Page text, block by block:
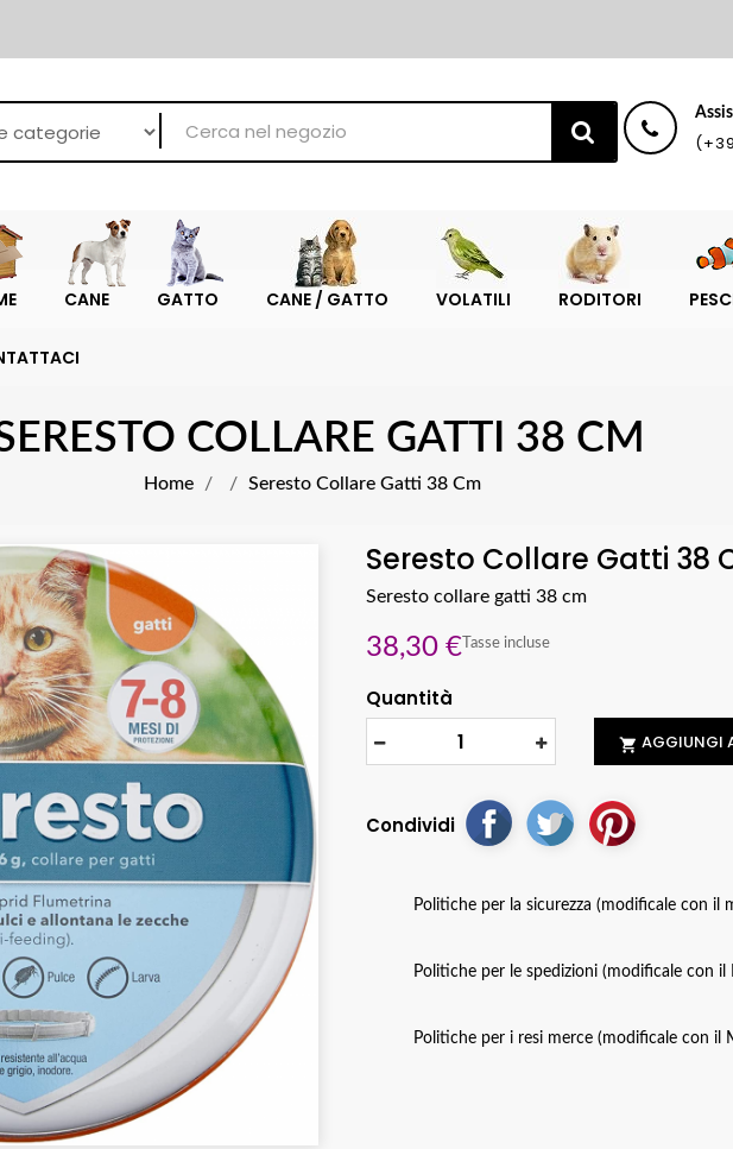
CANE GATTO CANE / GATTO VOLATILI RODITORI
COLLARE GATTI 38 CM
Home Seresto Collare Gatti 38 Cm
Seresto Collare Gatti 38
Seresto collare gatti 38 cm
38,30 € Tasse incluse
Quantità
 AGGIUNGI
Condividi
Politiche per la sicurezza (modificale con il
Politiche per le spedizioni (modificale con
Politiche per i resi merce (modificale con il